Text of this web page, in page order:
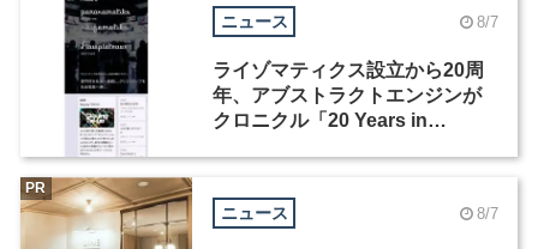
ニュース 8/7
ライゾマティクス設立から20周
年、アブストラクトエンジンが
クロニクル「20 Years in
ニュース 8/7
PR